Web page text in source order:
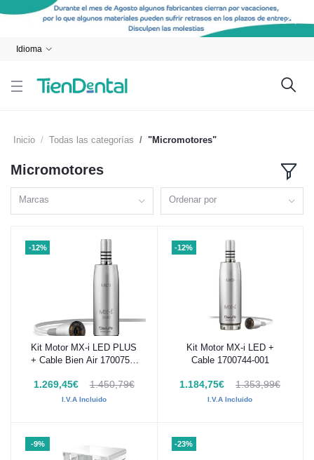
Idioma
Inicio Todas las categorías "Micromotores"
Micromotores
Marcas Ordenar por
-12%
Añadir al carrito
Kit Motor MX-i LED PLUS
+ Cable Bien Air 1700758-
1.269,45€ 1.450,79€
I.V.A Incluido
-12%
Añadir al carrito
Kit Motor MX-i LED +
Cable 1700744-001
1.184,75€ 1.353,99€
I.V.A Incluido
-9% -23%